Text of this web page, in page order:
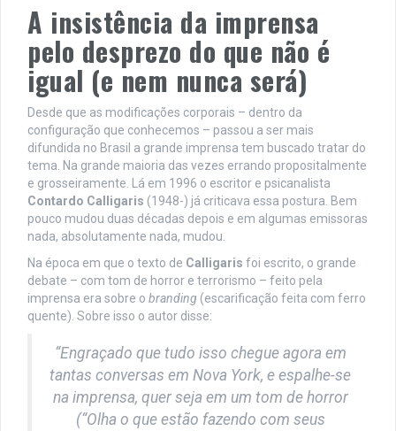
A insistência da imprensa
pelo desprezo do que não é
igual (e nem nunca será)
Desde que as modificações corporais – dentro da
configuração que conhecemos – passou a ser mais
difundida no Brasil a grande imprensa tem buscado tratar do
tema. Na grande maioria das vezes errando propositalmente
e grosseiramente. Lá em 1996 o escritor e psicanalista
Contardo Calligaris (1948-) já criticava essa postura. Bem
pouco mudou duas décadas depois e em algumas emissoras
nada, absolutamente nada, mudou.
Na época em que o texto de Calligaris foi escrito, o grande
debate – com tom de horror e terrorismo – feito pela
imprensa era sobre o branding (escarificação feita com ferro
quente). Sobre isso o autor disse:
“Engraçado que tudo isso chegue agora em
tantas conversas em Nova York, e espalhe-se
na imprensa, quer seja em um tom de horror
(“Olha o que estão fazendo com seus